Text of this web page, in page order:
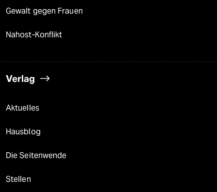
Gewalt gegen Frauen
Nahost-Konflikt
Verlag
Aktuelles
Hausblog
Die Seitenwende
Stellen